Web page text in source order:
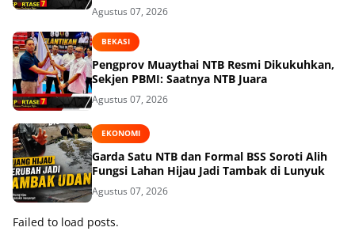
Agustus 07, 2026
BEKASI
Pengprov Muaythai NTB Resmi Dikukuhkan,
Sekjen PBMI: Saatnya NTB Juara
Agustus 07, 2026
EKONOMI
Garda Satu NTB dan Formal BSS Soroti Alih
Fungsi Lahan Hijau Jadi Tambak di Lunyuk
Agustus 07, 2026
Failed to load posts.